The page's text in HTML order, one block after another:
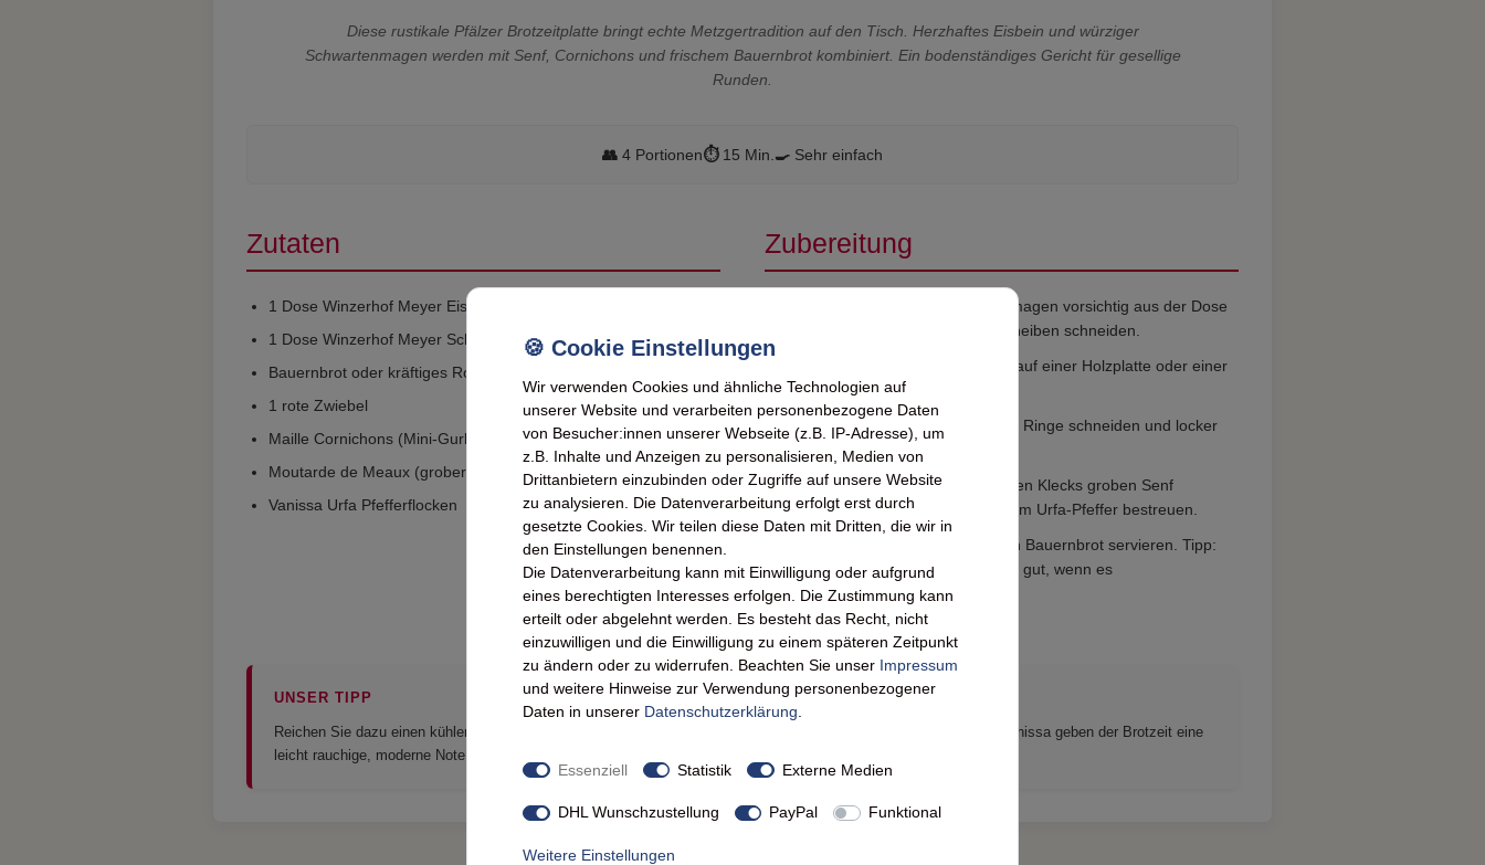
Diese rustikale Pfälzer Brotzeitplatte bringt echte Metzgertradition auf den Tisch. Herzhaftes Eisbein und würziger
Schwartenmagen werden mit Senf, Cornichons und frischem Bauernbrot kombiniert. Ein bodenständiges Gericht für gesellige
Runden.
👥 4 Portionen⏱️15 Min.🍳 Sehr einfach
Zutaten
1 Dose Winzerhof Meyer Eisbein
1 Dose Winzerhof Meyer Schwartenmagen
Bauernbrot oder kräftiges Roggenbrot
1 rote Zwiebel
Maille Cornichons (Mini-Gurken)
Moutarde de Meaux (grober Senf)
Vanissa Urfa Pfefferflocken
Zubereitung
Das Eisbein und den Schwartenmagen vorsichtig aus der Dose
nehmen und in gleichmäßige Scheiben schneiden.
Die Wurstspezialitäten dekorativ auf einer Holzplatte oder einer
großen Servierplatte anrichten.
Die rote Zwiebel schälen, in feine Ringe schneiden und locker
über dem Fleisch verteilen.
Cornichons und einen großzügigen Klecks groben Senf
hinzufügen. Mit frisch gemahlenem Urfa-Pfeffer bestreuen.
Zusammen mit frischen Scheiben Bauernbrot servieren. Tipp:
Das Eisbein schmeckt besonders gut, wenn es
Zimmertemperatur hat.
UNSER TIPP
Reichen Sie dazu einen kühlen Pfälzer Weißburgunder oder ein frisch gezapftes Bier. Die Urfa-Pfefferflocken von Vanissa geben der Brotzeit eine
leicht rauchige, moderne Note, die hervorragend zum herzhaften Schweinefleisch passt.
Wir verwenden Cookies und ähnliche Technologien auf
unserer Website und verarbeiten personenbezogene Daten
von Besucher:innen unserer Webseite (z.B. IP-Adresse), um
z.B. Inhalte und Anzeigen zu personalisieren, Medien von
Drittanbietern einzubinden oder Zugriffe auf unsere Website
zu analysieren. Die Datenverarbeitung erfolgt erst durch
gesetzte Cookies. Wir teilen diese Daten mit Dritten, die wir in
den Einstellungen benennen.
Die Datenverarbeitung kann mit Einwilligung oder aufgrund
eines berechtigten Interesses erfolgen. Die Zustimmung kann
erteilt oder abgelehnt werden. Es besteht das Recht, nicht
einzuwilligen und die Einwilligung zu einem späteren Zeitpunkt
zu ändern oder zu widerrufen. Beachten Sie unser Impressum
und weitere Hinweise zur Verwendung personenbezogener
Daten in unserer Daten­schutz­erklärung
Essenziell Statistik Externe Medien
DHL Wunschzustellung PayPal Funktional
Weitere Einstellungen